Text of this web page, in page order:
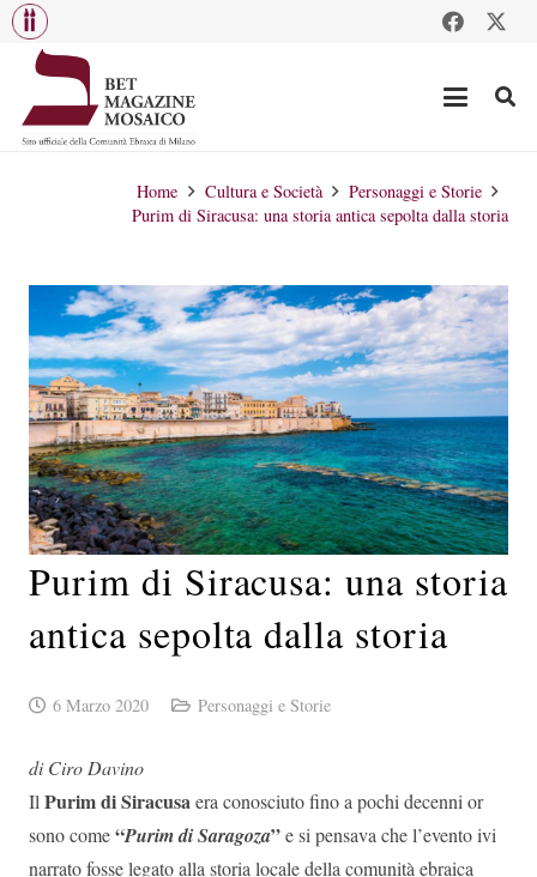
Home Cultura e Società
Personaggi e Storie
Purim di Siracusa: una storia antica sepolta dalla storia
Purim di Siracusa: una storia
antica sepolta dalla storia
6 Marzo 2020 Personaggi e Storie
di Ciro Davino
IlPurim di Siracusaera conosciuto fino a pochi decenni or
sono come“Purim di Saragoza”e si pensava che l’evento ivi
narrato fosse legato alla storia locale della comunità ebraica